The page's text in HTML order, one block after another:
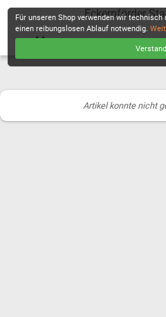
Eckernförder
Artikel konnte nicht
Für unseren Shop verwenden wir
einen reibungslosen Ablauf notwendig.